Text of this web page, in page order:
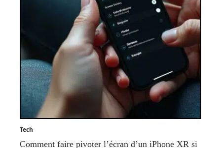
Tech
Comment faire pivoter l’écran d’un iPhone XR si